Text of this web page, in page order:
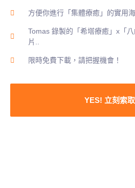
方便你進行「集體療癒」的實用
Tomas 錄製的「希塔療癒」x「
片..
限時免費下載，請把握機會！
YES! 立刻索取